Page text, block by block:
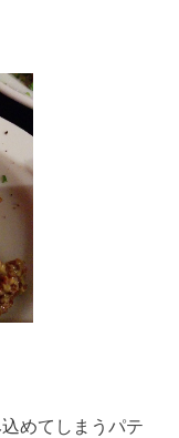
めてしまうパテ